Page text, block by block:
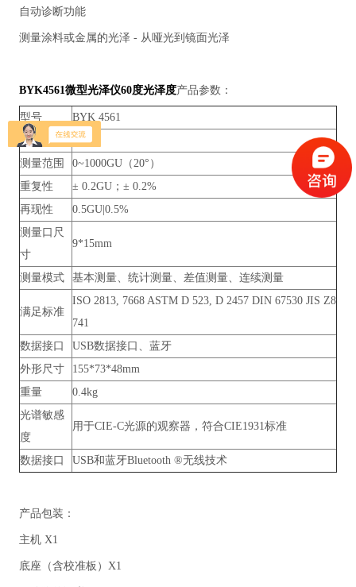
自动诊断功能
测量涂料或金属的光泽 - 从哑光到镜面光泽
BYK4561微型光泽仪60度光泽度产品参数：
型号
BYK 4561
测量角度
60°
测量范围
0~1000GU（20°）
重复性
± 0.2GU；± 0.2%
再现性
0.5GU|0.5%
测量口尺
寸
9*15mm
测量模式 基本测量、统计测量、差值测量、连续测量
满足标准
ISO 2813, 7668 ASTM D 523, D 2457 DIN 67530 JIS Z8
741
数据接口
USB数据接口、蓝牙
外形尺寸
155*73*48mm
重量
0.4kg
光谱敏感
度
用于CIE-C光源的观察器，符合CIE1931标准
数据接口 USB和蓝牙Bluetooth ®无线技术
产品包装：
主机 X1
底座（含校准板）X1